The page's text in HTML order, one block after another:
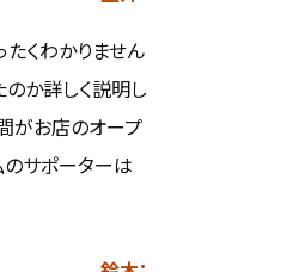
くわかりません
か詳しく説明し
がお店のオープ
のサポーターは